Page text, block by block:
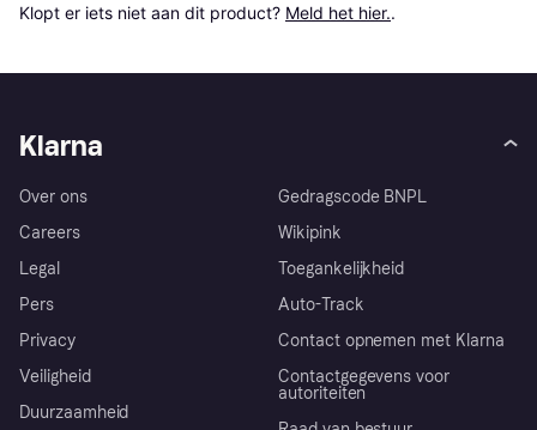
Klopt er iets niet aan dit product? Meld het hier..
Klarna
Over ons
Careers
Legal
Pers
Privacy
Veiligheid
Duurzaamheid
Gedragscode BNPL
Wikipink
Toegankelijkheid
Auto-Track
Contact opnemen met Klarna
Contactgegevens voor
autoriteiten